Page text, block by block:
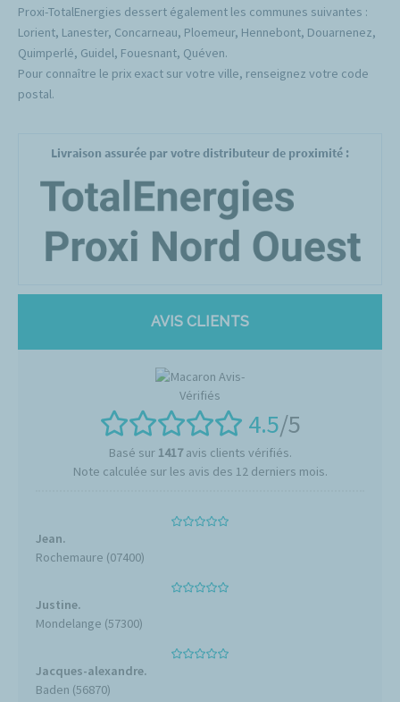
Proxi-TotalEnergies dessert également les communes suivantes :
Lorient, Lanester, Concarneau, Ploemeur, Hennebont, Douarnenez,
Quimperlé, Guidel, Fouesnant, Quéven.
Pour connaître le prix exact sur votre ville, renseignez votre code
postal.
Livraison assurée par votre distributeur de proximité :
AVIS CLIENTS
4.5/5
Basé sur 1417avis clients vérifiés.
Note calculée sur les avis des 12 derniers mois.
Jean.
Rochemaure (07400)
Justine.
Mondelange (57300)
Jacques-alexandre.
Baden (56870)